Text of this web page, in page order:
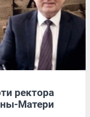
ректора
Матери